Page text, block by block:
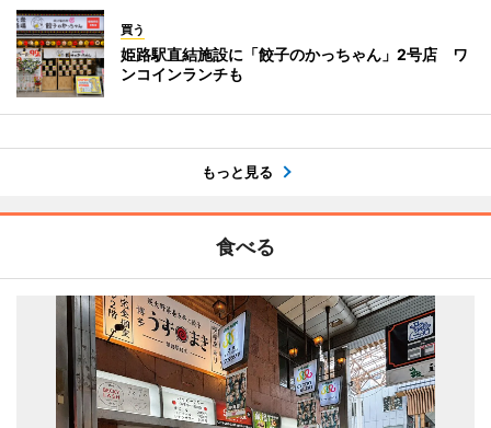
買う
姫路駅直結施設に「餃子のかっちゃん」2号店 ワ
ンコインランチも
もっと見る
食べる